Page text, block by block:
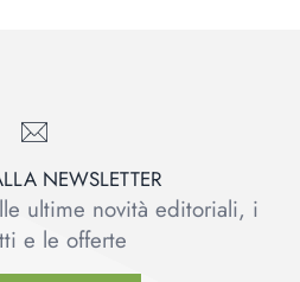
NEWSLETTER
ultime novità editoriali, i
e le offerte